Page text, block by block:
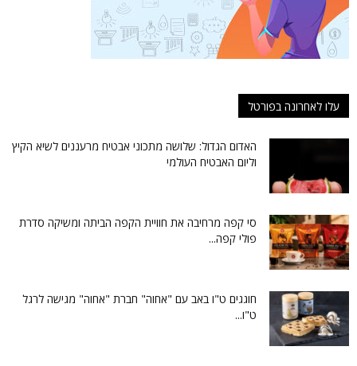
עלו לאחרונה בפורטל
האדום הגדול: שלושה מתכוני אבטיח מרעננים לשיא הקיץ
וליום האבטיח העולמי
סי קפה מרחיבה את חוויית הקפה הביתה ומשיקה סדרת
פולי קפה...
חוגגים ט"ו באב עם "אחוה" חברת "אחוה" מגישה לרגל
ט"ו...